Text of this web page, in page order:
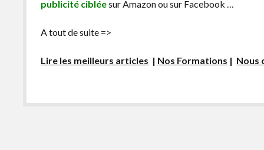
publicité cibléesur Amazon ou sur Facebook …
A tout de suite =>
Lire les meilleurs articles | Nos Formations | Nous